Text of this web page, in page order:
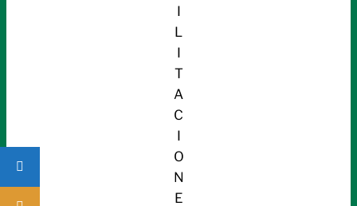
I
L
I
T
A
C
I
O
N
E